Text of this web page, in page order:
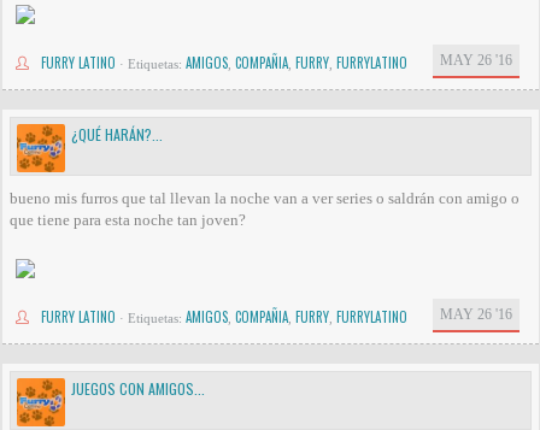
FURRY LATINO MAY 26 '16
· Etiquetas: AMIGOS COMPAÑIA FURRY FURRYLATINO
¿QUÉ HARÁN?...
bueno mis furros que tal llevan la noche van a ver series o saldrán con amigo o
que tiene para esta noche tan joven?
FURRY LATINO MAY 26 '16
· Etiquetas: AMIGOS COMPAÑIA FURRY FURRYLATINO
JUEGOS CON AMIGOS...